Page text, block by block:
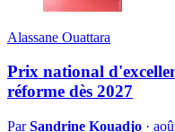
Alassane Ouattara
Prix national
réforme dès 2027
ParSandrine Kouadjo ·